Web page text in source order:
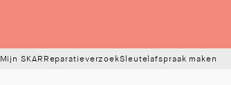
Mijn SKAR ReparatieverzoekSleutelafspraak maken